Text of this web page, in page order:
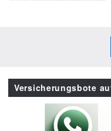
Versicherungsbote